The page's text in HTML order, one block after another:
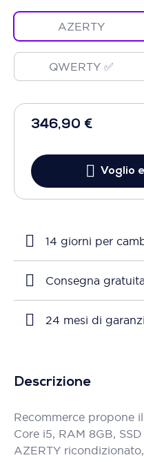
346,90 €
Voglio
AZERTY
QWERTY ✅
14 giorni per
Consegna gratuita
24 mesi di
Descrizione
Recommerce propone
Core i5, RAM 8GB,
AZERTY